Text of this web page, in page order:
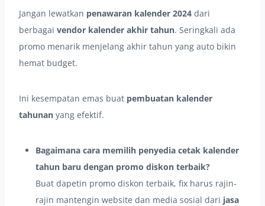
Jangan lewatkan penawaran kalender 2024 dari
berbagai vendor kalender akhir tahun. Seringkali ada
promo menarik menjelang akhir tahun yang auto bikin
hemat budget.
Ini kesempatan emas buat pembuatan kalender
tahunan yang efektif.
Bagaimana cara memilih penyedia cetak kalender
tahun baru dengan promo diskon terbaik?
Buat dapetin promo diskon terbaik, fix harus rajin-
rajin mantengin website dan media sosial dari jasa